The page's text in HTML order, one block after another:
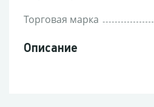
Торговая марка
Описание